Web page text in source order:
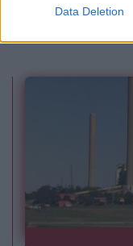
Data Deletion
toamnă a